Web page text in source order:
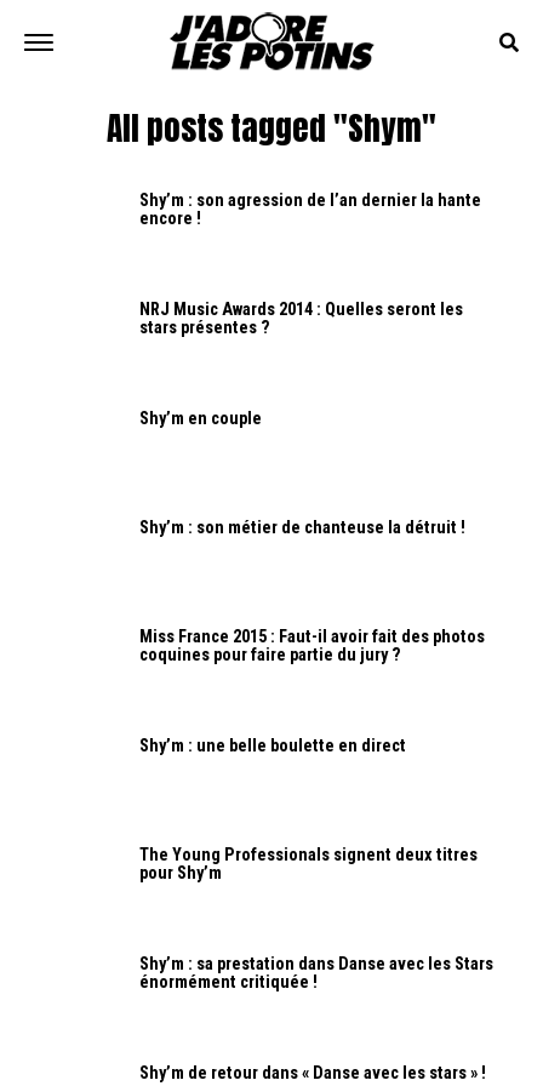
All posts tagged "Shym"
Shy’m : son agression de l’an dernier la hante
encore !
NRJ Music Awards 2014 : Quelles seront les
stars présentes ?
Shy’m en couple
Shy’m : son métier de chanteuse la détruit !
Miss France 2015 : Faut-il avoir fait des photos
coquines pour faire partie du jury ?
Shy’m : une belle boulette en direct
The Young Professionals signent deux titres
pour Shy’m
Shy’m : sa prestation dans Danse avec les Stars
énormément critiquée !
Shy’m de retour dans « Danse avec les stars » !